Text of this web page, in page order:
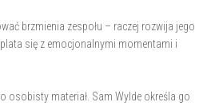
brzmienia zespołu – raczej rozwija jego
się z emocjonalnymi momentami i
osobisty materiał. Sam Wylde określa go